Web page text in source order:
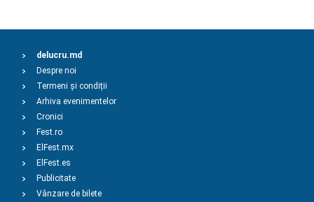
delucru.md
Despre noi
Termeni și condiții
Arhiva evenimentelor
Cronici
Fest.ro
ElFest.mx
ElFest.es
Publicitate
Vânzare de bilete